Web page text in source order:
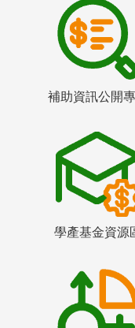
補助資訊公開
學產基金資源